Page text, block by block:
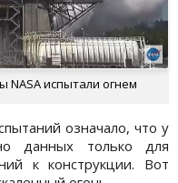
NASA испытали огнем
означало, что у
данных только для
к конструкции. Вот